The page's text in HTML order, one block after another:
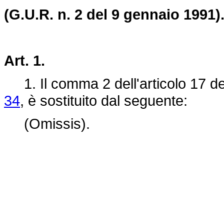
(G.U.R. n. 2 del 9 gennaio 1991).
Art. 1.
1. Il comma 2 dell'articolo 17
34, è sostituito dal seguente:
(Omissis).